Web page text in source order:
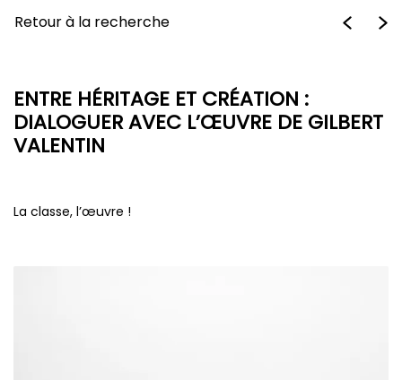
Retour à la recherche
ENTRE HÉRITAGE ET CRÉATION :
DIALOGUER AVEC L’ŒUVRE DE GILBERT
VALENTIN
La classe, l’œuvre !